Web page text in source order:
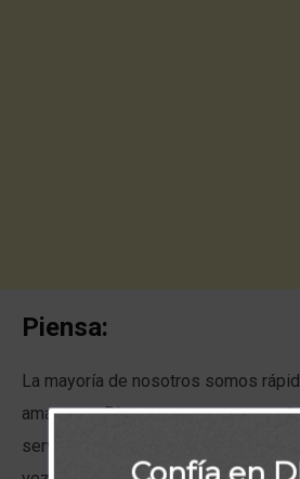
Piensa:
La mayoría de nosotros somos
amamos a Dios, pero a veces
servirle es otra historia. Piense